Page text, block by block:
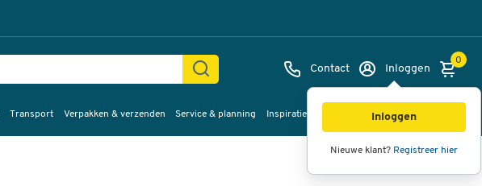
Contact Inloggen
Inloggen
Nieuwe klant? Registreer hier
0
Transport Verpakken & verzenden Service & planning Inspiratie